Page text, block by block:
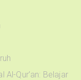
Al-Qur’an: Belajar